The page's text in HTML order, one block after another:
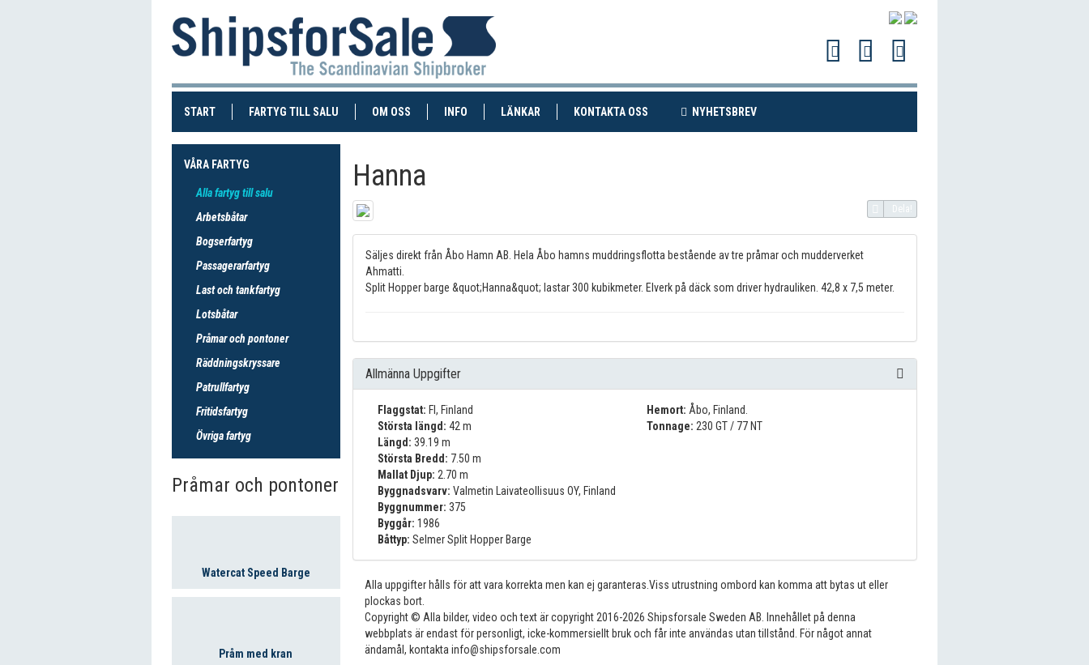
START(CURRENT)FARTYG TILL SALU (CURRENT)OM OSS INFO LÄNKAR KONTAKTA OSS (CURRENT)NYHETSBREV(CURRENT)
VÅRA FARTYG
Alla fartyg till salu
Arbetsbåtar
Bogserfartyg
Passagerarfartyg
Last och tankfartyg
Lotsbåtar
Pråmar och pontoner
Räddningskryssare
Patrullfartyg
Fritidsfartyg
Övriga fartyg
Pråmar och pontoner
Watercat Speed Barge
Pråm med kran
Hanna
Dela!
Säljes direkt från Åbo Hamn AB. Hela Åbo hamns muddringsflotta bestående av tre pråmar och mudderverket
Ahmatti.
Split Hopper barge &quot;Hanna&quot; lastar 300 kubikmeter. Elverk på däck som driver hydrauliken. 42,8 x 7,5 meter.
Allmänna Uppgifter
Flaggstat: FI, Finland
Största längd: 42 m
Längd: 39.19 m
Största Bredd: 7.50 m
Mallat Djup: 2.70 m
Byggnadsvarv: Valmetin Laivateollisuus OY, Finland
Byggnummer: 375
Byggår: 1986
Båttyp: Selmer Split Hopper Barge
Hemort: Åbo, Finland.
Tonnage: 230 GT / 77 NT
Alla uppgifter hålls för att vara korrekta men kan ej garanteras.Viss utrustning ombord kan komma att bytas ut eller
plockas bort.
Copyright © Alla bilder, video och text är copyright 2016-2026 Shipsforsale Sweden AB. Innehållet på denna
webbplats är endast för personligt, icke-kommersiellt bruk och får inte användas utan tillstånd. För något annat
ändamål, kontakta info@shipsforsale.com